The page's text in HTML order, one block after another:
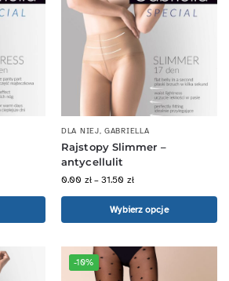
DLA NIEJ,GABRIELLA
Rajstopy Slimmer –
antycellulit
0.00 zł – 31.50 zł
Wybierz opcje
-10%